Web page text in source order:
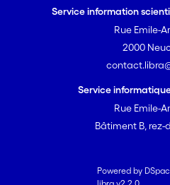
Service information
Rue Emile-
2000
Service
Rue Emile-
Bâtiment B, rez-
Powered by